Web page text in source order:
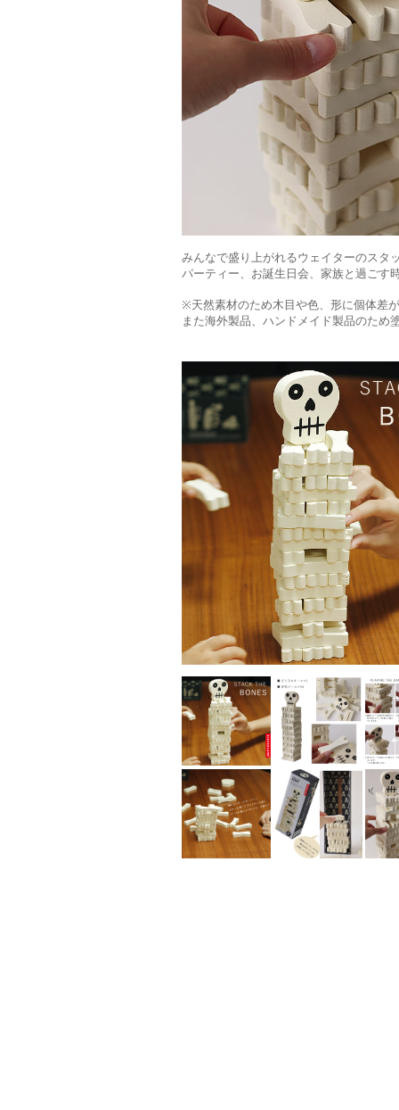
みんなで盛り上がれるウェイターのスタ
パーティー、お誕生日会、家族と過ごす
※天然素材のため木目や色、形に個体差
また海外製品、ハンドメイド製品のため